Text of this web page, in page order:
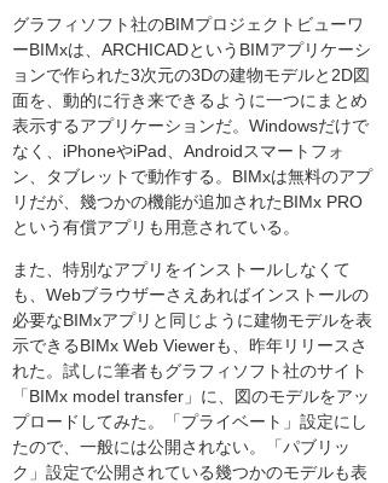
グラフィソフト社のBIMプロジェクトビューワ
ーBIMxは、ARCHICADというBIMアプリケーシ
ョンで作られた3次元の3Dの建物モデルと2D図
面を、動的に行き来できるように一つにまとめ
表示するアプリケーションだ。Windowsだけで
なく、iPhoneやiPad、Androidスマートフォ
ン、タブレットで動作する。BIMxは無料のアプ
リだが、幾つかの機能が追加されたBIMx PRO
という有償アプリも用意されている。
また、特別なアプリをインストールしなくて
も、Webブラウザーさえあればインストールの
必要なBIMxアプリと同じように建物モデルを表
示できるBIMx Web Viewerも、昨年リリースさ
れた。試しに筆者もグラフィソフト社のサイト
「BIMx model transfer」に、図のモデルをアッ
プロードしてみた。「プライベート」設定にし
たので、一般には公開されない。「パブリッ
ク」設定で公開されている幾つかのモデルも表